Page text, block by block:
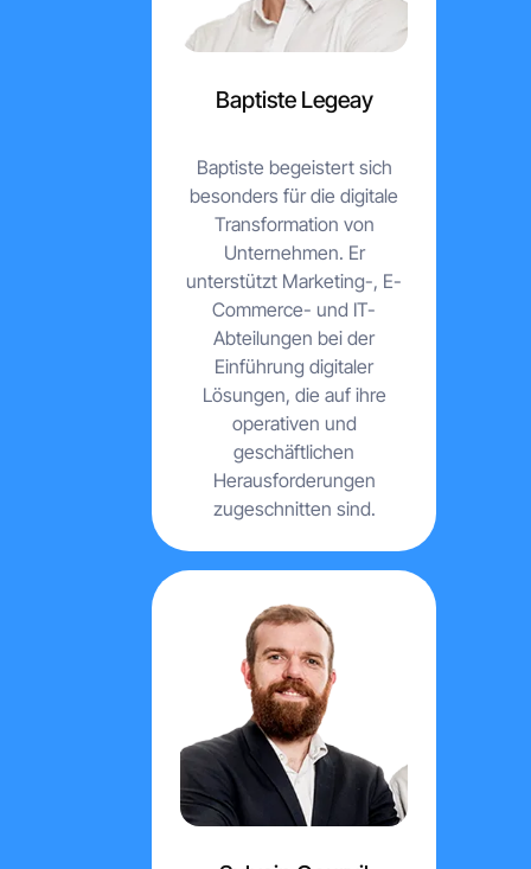
Baptiste Legeay
Baptiste begeistert sich
besonders für die digitale
Transformation von
Unternehmen. Er
unterstützt Marketing-, E-
Commerce- und IT-
Abteilungen bei der
Einführung digitaler
Lösungen, die auf ihre
operativen und
geschäftlichen
Herausforderungen
zugeschnitten sind.